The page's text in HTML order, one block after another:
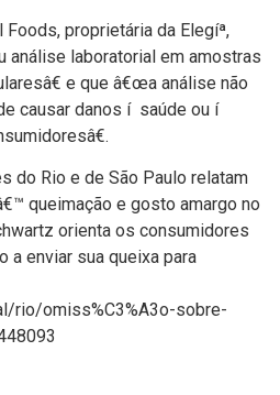
Foods, proprietária da Elegíª,
laboratorial em amostras
e que â€œa análise não
causar danos í saúde ou í
do Rio e de São Paulo relatam
queimação e gosto amargo no
orienta os consumidores
a enviar sua queixa para
rio/omiss%C3%A3o-sobre-